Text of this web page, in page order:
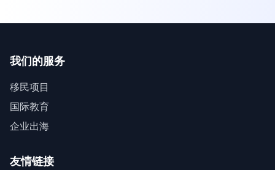
我们的服务
移民项目
国际教育
企业出海
友情链接